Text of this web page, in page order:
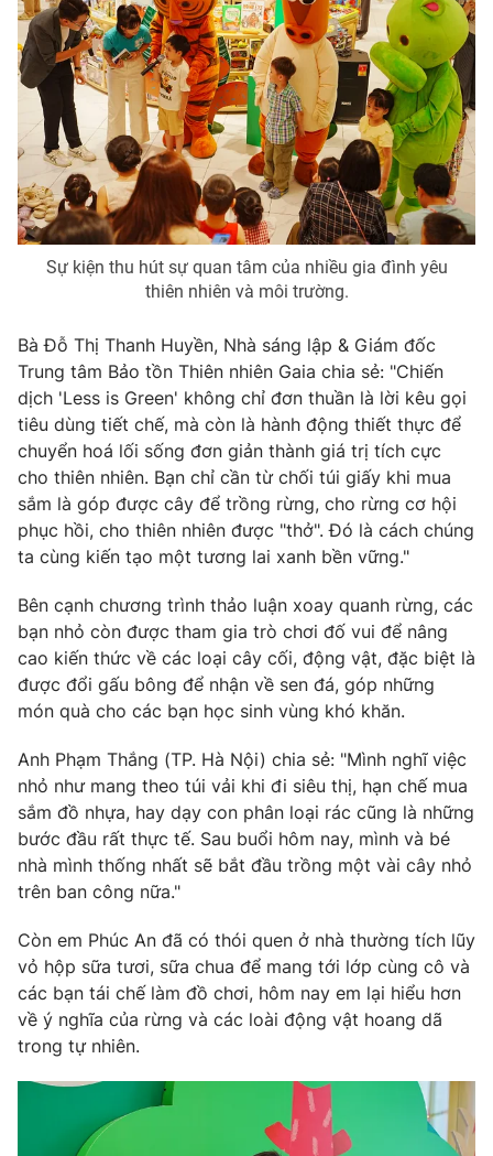
Sự kiện thu hút sự quan tâm của nhiều gia đình yêu
thiên nhiên và môi trường.
Bà Đỗ Thị Thanh Huyền, Nhà sáng lập & Giám đốc
Trung tâm Bảo tồn Thiên nhiên Gaia chia sẻ: "Chiến
dịch 'Less is Green' không chỉ đơn thuần là lời kêu gọi
tiêu dùng tiết chế, mà còn là hành động thiết thực để
chuyển hoá lối sống đơn giản thành giá trị tích cực
cho thiên nhiên. Bạn chỉ cần từ chối túi giấy khi mua
sắm là góp được cây để trồng rừng, cho rừng cơ hội
phục hồi, cho thiên nhiên được "thở". Đó là cách chúng
ta cùng kiến tạo một tương lai xanh bền vững."
Bên cạnh chương trình thảo luận xoay quanh rừng, các
bạn nhỏ còn được tham gia trò chơi đố vui để nâng
cao kiến thức về các loại cây cối, động vật, đặc biệt là
được đổi gấu bông để nhận về sen đá, góp những
món quà cho các bạn học sinh vùng khó khăn.
Anh Phạm Thắng (TP. Hà Nội) chia sẻ: "Mình nghĩ việc
nhỏ như mang theo túi vải khi đi siêu thị, hạn chế mua
sắm đồ nhựa, hay dạy con phân loại rác cũng là những
bước đầu rất thực tế. Sau buổi hôm nay, mình và bé
nhà mình thống nhất sẽ bắt đầu trồng một vài cây nhỏ
trên ban công nữa."
Còn em Phúc An đã có thói quen ở nhà thường tích lũy
vỏ hộp sữa tươi, sữa chua để mang tới lớp cùng cô và
các bạn tái chế làm đồ chơi, hôm nay em lại hiểu hơn
về ý nghĩa của rừng và các loài động vật hoang dã
trong tự nhiên.